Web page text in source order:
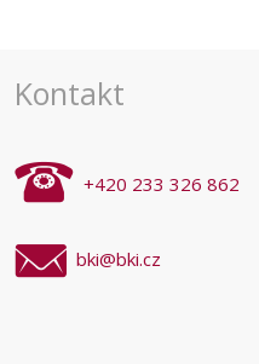
Kontakt
+420 233 326 862
bki@bki.cz